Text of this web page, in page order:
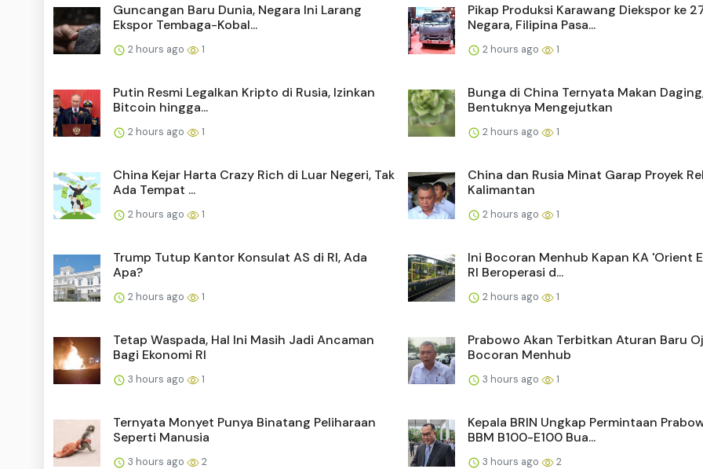
Guncangan Baru Dunia, Negara Ini Larang
Ekspor Tembaga-Kobal...
2 hours ago 1
Pikap Produksi Karawang Diekspor ke
Negara, Filipina Pasa...
2 hours ago 1
Putin Resmi Legalkan Kripto di Rusia, Izinkan
Bitcoin hingga...
2 hours ago 1
Bunga di China Ternyata Makan
Bentuknya Mengejutkan
2 hours ago 1
China Kejar Harta Crazy Rich di Luar Negeri, Tak
Ada Tempat ...
2 hours ago 1
China dan Rusia Minat Garap Proyek
Kalimantan
2 hours ago 1
Trump Tutup Kantor Konsulat AS di RI, Ada
Apa?
2 hours ago 1
Ini Bocoran Menhub Kapan KA 'Orient
RI Beroperasi d...
2 hours ago 1
Tetap Waspada, Hal Ini Masih Jadi Ancaman
Bagi Ekonomi RI
3 hours ago 1
Prabowo Akan Terbitkan Aturan Baru
Bocoran Menhub
3 hours ago 1
Ternyata Monyet Punya Binatang Peliharaan
Seperti Manusia
3 hours ago 2
Kepala BRIN Ungkap Permintaan
BBM B100-E100 Bua...
3 hours ago 2